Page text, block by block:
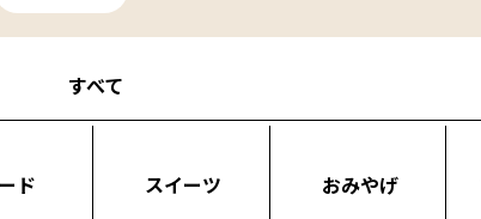
すべて
ド スイーツ おみやげ